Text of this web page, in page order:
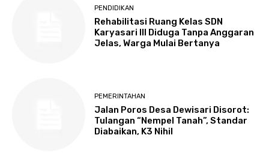
PENDIDIKAN
Rehabilitasi Ruang Kelas SDN
Karyasari III Diduga Tanpa Anggaran
Jelas, Warga Mulai Bertanya
PEMERINTAHAN
Jalan Poros Desa Dewisari Disorot:
Tulangan “Nempel Tanah”, Standar
Diabaikan, K3 Nihil